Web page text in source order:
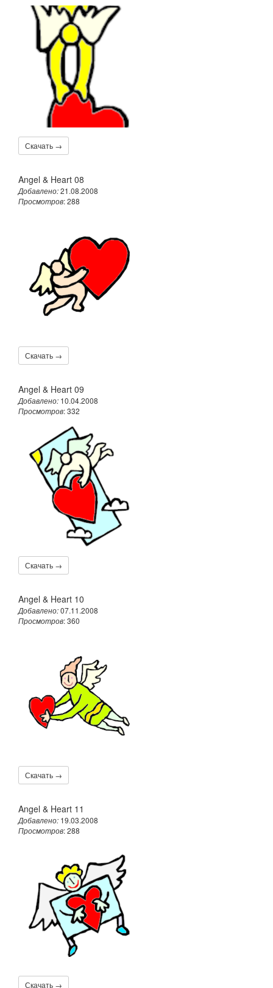
Скачать →
Angel & Heart 08
Добавлено:21.08.2008
Просмотров: 288
Скачать →
Angel & Heart 09
Добавлено: 10.04.2008
Просмотров: 332
Скачать →
Angel & Heart 10
Добавлено:07.11.2008
Просмотров: 360
Скачать →
Angel & Heart 11
Добавлено: 19.03.2008
Просмотров: 288
Скачать →